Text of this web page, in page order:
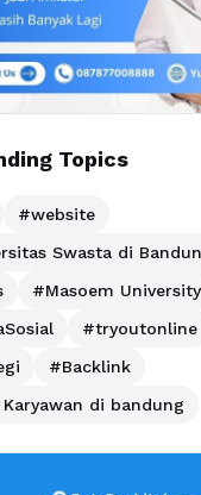
Topics
#website
Swasta di
#Masoem University
#tryoutonline
#Backlink
Karyawan di bandung